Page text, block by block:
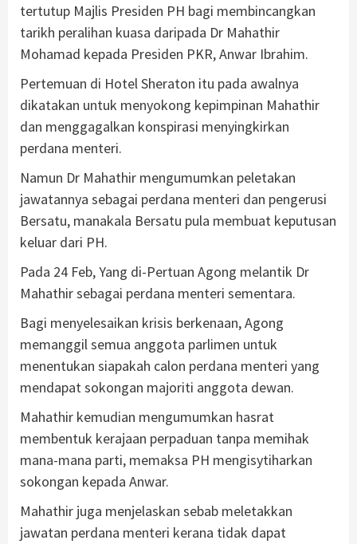
tertutup Majlis Presiden PH bagi membincangkan
tarikh peralihan kuasa daripada Dr Mahathir
Mohamad kepada Presiden PKR, Anwar Ibrahim.
Pertemuan di Hotel Sheraton itu pada awalnya
dikatakan untuk menyokong kepimpinan Mahathir
dan menggagalkan konspirasi menyingkirkan
perdana menteri.
Namun Dr Mahathir mengumumkan peletakan
jawatannya sebagai perdana menteri dan pengerusi
Bersatu, manakala Bersatu pula membuat keputusan
keluar dari PH.
Pada 24 Feb, Yang di-Pertuan Agong melantik Dr
Mahathir sebagai perdana menteri sementara.
Bagi menyelesaikan krisis berkenaan, Agong
memanggil semua anggota parlimen untuk
menentukan siapakah calon perdana menteri yang
mendapat sokongan majoriti anggota dewan.
Mahathir kemudian mengumumkan hasrat
membentuk kerajaan perpaduan tanpa memihak
mana-mana parti, memaksa PH mengisytiharkan
sokongan kepada Anwar.
Mahathir juga menjelaskan sebab meletakkan
jawatan perdana menteri kerana tidak dapat